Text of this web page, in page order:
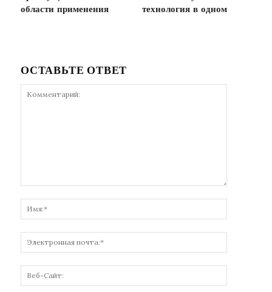
области применения
технология в одном
ОСТАВЬТЕ ОТВЕТ
почта:*
Сайт: